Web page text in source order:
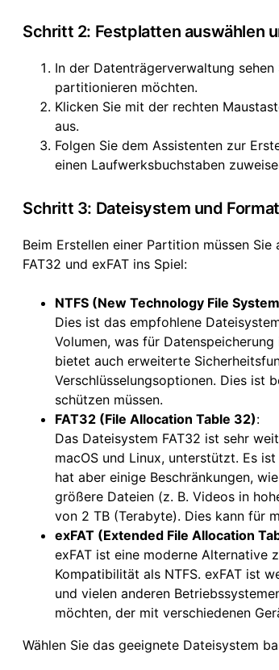
Schritt 2: Festplatten auswählen
In der Datenträgerverwaltung
partitionieren möchten.
Klicken Sie mit der rechten
aus.
Folgen Sie dem Assistenten zur
einen Laufwerksbuchstaben
Schritt 3: Dateisystem und
Beim Erstellen einer Partition müssen
FAT32 und exFAT ins Spiel:
NTFS (New Technology File
Dies ist das empfohlene
Volumen, was für
bietet auch erweiterte
Verschlüsselungsoptionen. Dies ist
schützen müssen.
FAT32 (File Allocation Table 32):
Das Dateisystem FAT32 ist sehr
macOS und Linux, unterstützt. Es
hat aber einige Beschränkungen,
größere Dateien (z. B. Videos in
von 2 TB (Terabyte). Dies kann für
exFAT (Extended File Allocation
exFAT ist eine moderne Alternative
Kompatibilität als NTFS. exFAT ist
und vielen anderen
möchten, der mit verschiedenen
Wählen Sie das geeignete Dateisystem